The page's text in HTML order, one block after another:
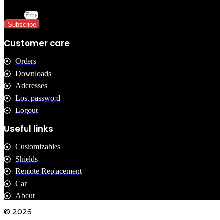
Subscribe
Customer care
Orders
Downloads
Addresses
Lost password
Logout
Useful links
Customizables
Shields
Remote Replacement
Car
About
© 2026